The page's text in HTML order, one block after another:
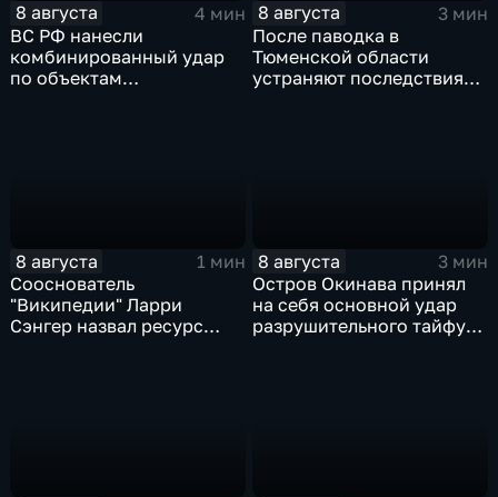
8 августа
4 мин
ВС РФ нанесли
комбинированный удар
по объектам
8 августа
3 мин
После паводка в
Тюменской области
устраняют последствия
8 августа
1 мин
Сооснователь
"Википедии" Ларри
Сэнгер назвал ресурс
8 августа
3 мин
Остров Окинава принял
на себя основной удар
разрушительного тайфуна